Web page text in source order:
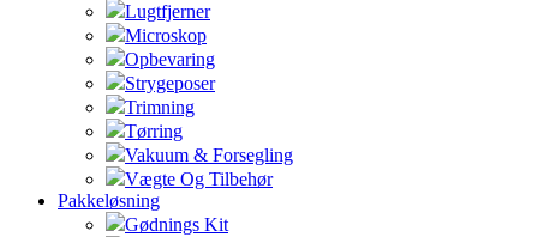
Lugtfjerner
Microskop
Opbevaring
Strygeposer
Trimning
Tørring
Vakuum & Forsegling
Vægte Og Tilbehør
Pakkeløsning
Gødnings Kit